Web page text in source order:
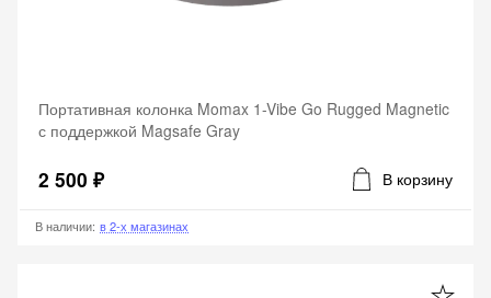
Портативная колонка Momax 1-Vibe Go Rugged Magnetic
с поддержкой Magsafe Gray
2 500 ₽ В корзину
В наличии: в 2-х магазинах